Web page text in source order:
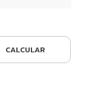
CALCULAR